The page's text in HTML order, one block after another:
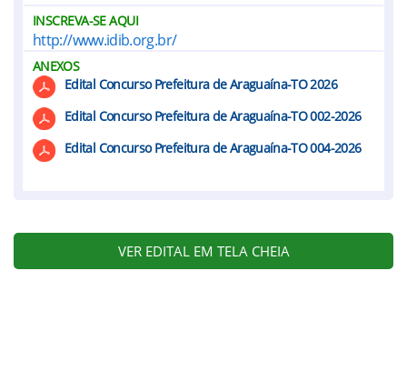
INSCREVA-SE AQUI
http://www.idib.org.br/
ANEXOS
Edital Concurso Prefeitura de Araguaína-TO 2026
Edital Concurso Prefeitura de Araguaína-TO 002-2026
Edital Concurso Prefeitura de Araguaína-TO 004-2026
VER EDITAL EM TELA CHEIA